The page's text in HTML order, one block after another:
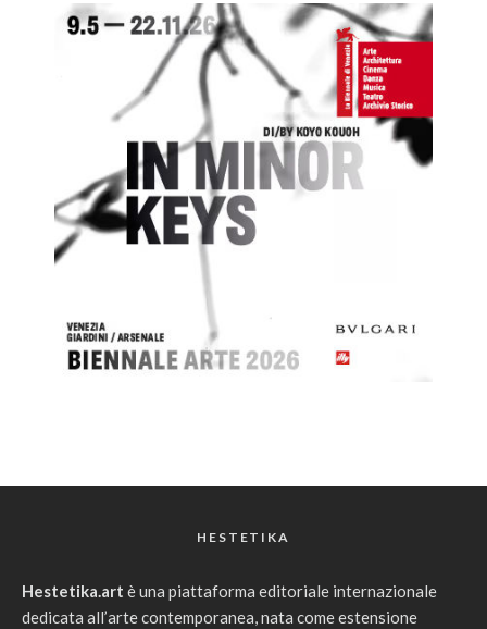
HESTETIKA
Hestetika.art è una piattaforma editoriale internazionale
dedicata all’arte contemporanea, nata come estensione